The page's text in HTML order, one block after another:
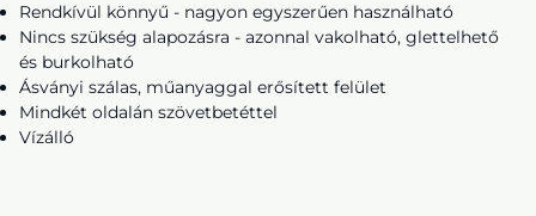
Rendkívül könnyű - nagyon egyszerűen használható
Nincs szükség alapozásra - azonnal vakolható, glettelhető
és burkolható
Ásványi szálas, műanyaggal erősített felület
Mindkét oldalán szövetbetéttel
Vízálló